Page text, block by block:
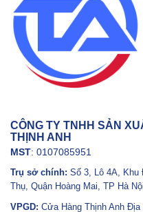
CÔNG TY TNHH SẢN
THỊNH ANH
MST: 0107085951
Trụ sở chính: Số 3, Lô 4A,
Thụ, Quận Hoàng Mai, TP Hà
VPGD: Cửa Hàng Thịnh Anh